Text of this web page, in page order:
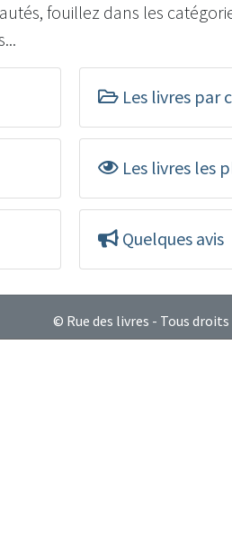
fouillez dans les
Les livres par
Les livres les
Quelques avis
© Rue des livres - Tous